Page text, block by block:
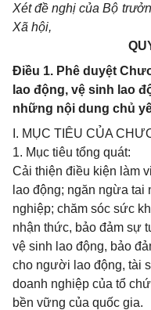
Xét đề nghị của Bộ
Xã hội,
Điều 1. Phê duyệt
lao động, vệ sinh lao
những nội dung chủ
I. MỤC TIÊU CỦA
1. Mục tiêu tổng quát:
Cải thiện điều kiện làm
lao động; ngăn ngừa tai
nghiệp; chăm sóc sức
nhận thức, bảo đảm sự
vệ sinh lao động, bảo
cho người lao động, tài
doanh nghiệp của tổ
bền vững của quốc gia.